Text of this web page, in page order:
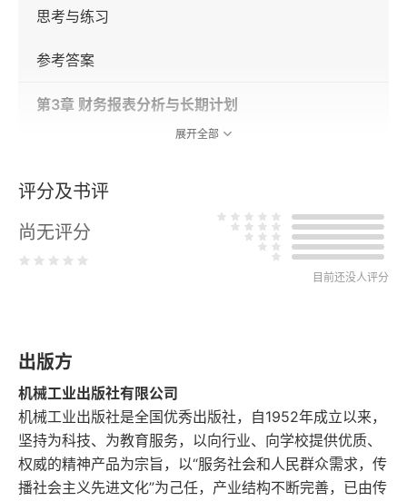
思考与练习
参考答案
第3章 财务报表分析与长期计划
思考与练习
参考答案
思考与练习
参考答案
第5章 净现值和投资评价的其他方法
展开全部
评分及书评
尚无评分
目前还没人评分
出版方
机械工业出版社有限公司
机械工业出版社是全国优秀出版社，自1952年成立以来，
坚持为科技、为教育服务，以向行业、向学校提供优质、
权威的精神产品为宗旨，以“服务社会和人民群众需求，传
播社会主义先进文化”为己任，产业结构不断完善，已由传